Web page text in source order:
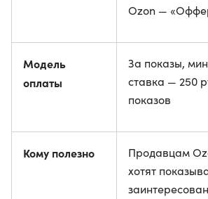
Ozon —
Модель
оплаты
За показы,
ставка — 250
показов
Кому полезно
Продавцам
хотят